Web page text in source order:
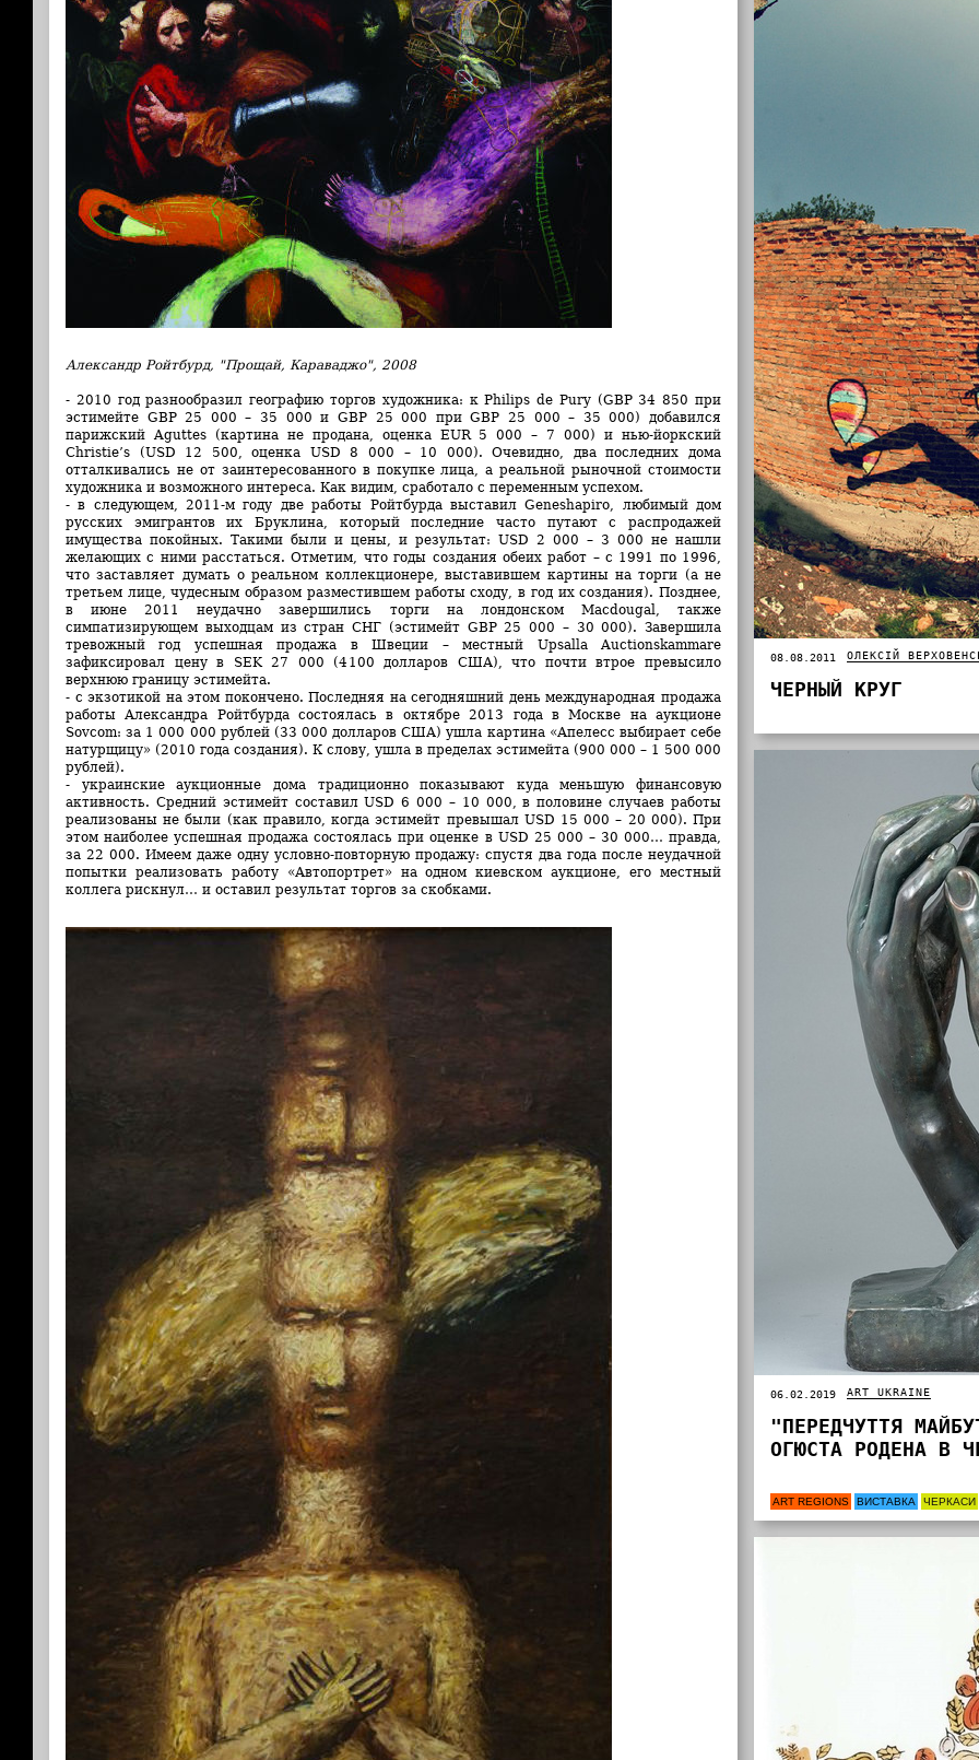
Александр Ройтбурд, "Прощай, Караваджо", 2008
- 2010 год разнообразил географию торгов художника: к Philips de Pury (GBP 34 850 при
эстимейте GBP 25 000 – 35 000 и GBP 25 000 при GBP 25 000 – 35 000) добавился
парижский Aguttes (картина не продана, оценка EUR 5 000 – 7 000) и нью-йоркский
Christie’s (USD 12 500, оценка USD 8 000 – 10 000). Очевидно, два последних дома
отталкивались не от заинтересованного в покупке лица, а реальной рыночной стоимости
художника и возможного интереса. Как видим, сработало с переменным успехом.
- в следующем, 2011-м году две работы Ройтбурда выставил Geneshapiro, любимый дом
русских эмигрантов их Бруклина, который последние часто путают с распродажей
имущества покойных. Такими были и цены, и результат: USD 2 000 – 3 000 не нашли
желающих с ними расстаться. Отметим, что годы создания обеих работ – с 1991 по 1996,
что заставляет думать о реальном коллекционере, выставившем картины на торги (а не
третьем лице, чудесным образом разместившем работы сходу, в год их создания). Позднее,
в июне 2011 неудачно завершились торги на лондонском Macdougal, также
симпатизирующем выходцам из стран СНГ (эстимейт GBP 25 000 – 30 000). Завершила
тревожный год успешная продажа в Швеции – местный Upsalla Auctionskammare
зафиксировал цену в SEK 27 000 (4100 долларов США), что почти втрое превысило
верхнюю границу эстимейта.
- с экзотикой на этом покончено. Последняя на сегодняшний день международная продажа
работы Александра Ройтбурда состоялась в октябре 2013 года в Москве на аукционе
Sovcom: за 1 000 000 рублей (33 000 долларов США) ушла картина «Апелесс выбирает себе
натурщицу» (2010 года создания). К слову, ушла в пределах эстимейта (900 000 – 1 500 000
рублей).
- украинские аукционные дома традиционно показывают куда меньшую финансовую
активность. Средний эстимейт составил USD 6 000 – 10 000, в половине случаев работы
реализованы не были (как правило, когда эстимейт превышал USD 15 000 – 20 000). При
этом наиболее успешная продажа состоялась при оценке в USD 25 000 – 30 000… правда,
за 22 000. Имеем даже одну условно-повторную продажу: спустя два года после неудачной
попытки реализовать работу «Автопортрет» на одном киевском аукционе, его местный
коллега рискнул… и оставил результат торгов за скобками.
08.08.2011 ОЛЕКСІЙ
ЧЕРНЫЙ КРУГ
06.02.2019 ART UKRAINE
"ПЕРЕДЧУТТЯ
ОГЮСТА РОДЕНА В
ART REGIONS ВИСТАВКА ЧЕРКАСИ